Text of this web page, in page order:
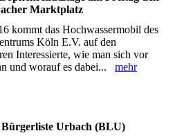
Marktplatz
kommt das Hochwassermobil des
Köln E.V. auf den
Interessierte, wie man sich vor
und worauf es dabei... mehr
Bürgerliste Urbach (BLU)